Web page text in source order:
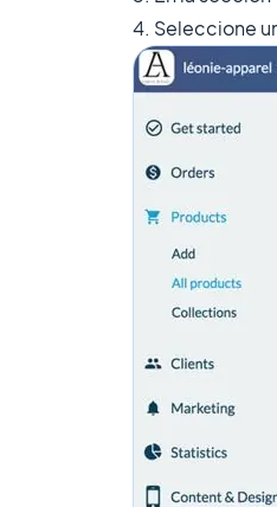
4. Seleccione